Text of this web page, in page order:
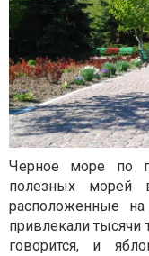
Черное море по
полезных морей
расположенные
привлекали тысячи
говорится, и